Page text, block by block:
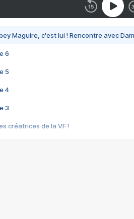
Maguire, c'est lui ! Rencontre avec
6
5
4
3
créatrices de la VF !